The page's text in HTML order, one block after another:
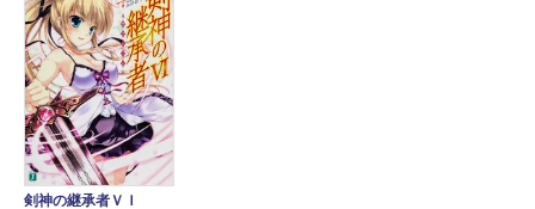
剣神の継承者ＶＩ